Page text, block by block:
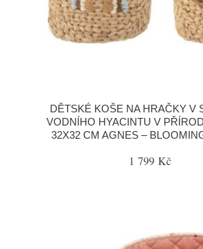
DĚTSKÉ KOŠE NA HRAČKY V
VODNÍHO HYACINTU V
32X32 CM AGNES –
1 799 Kč